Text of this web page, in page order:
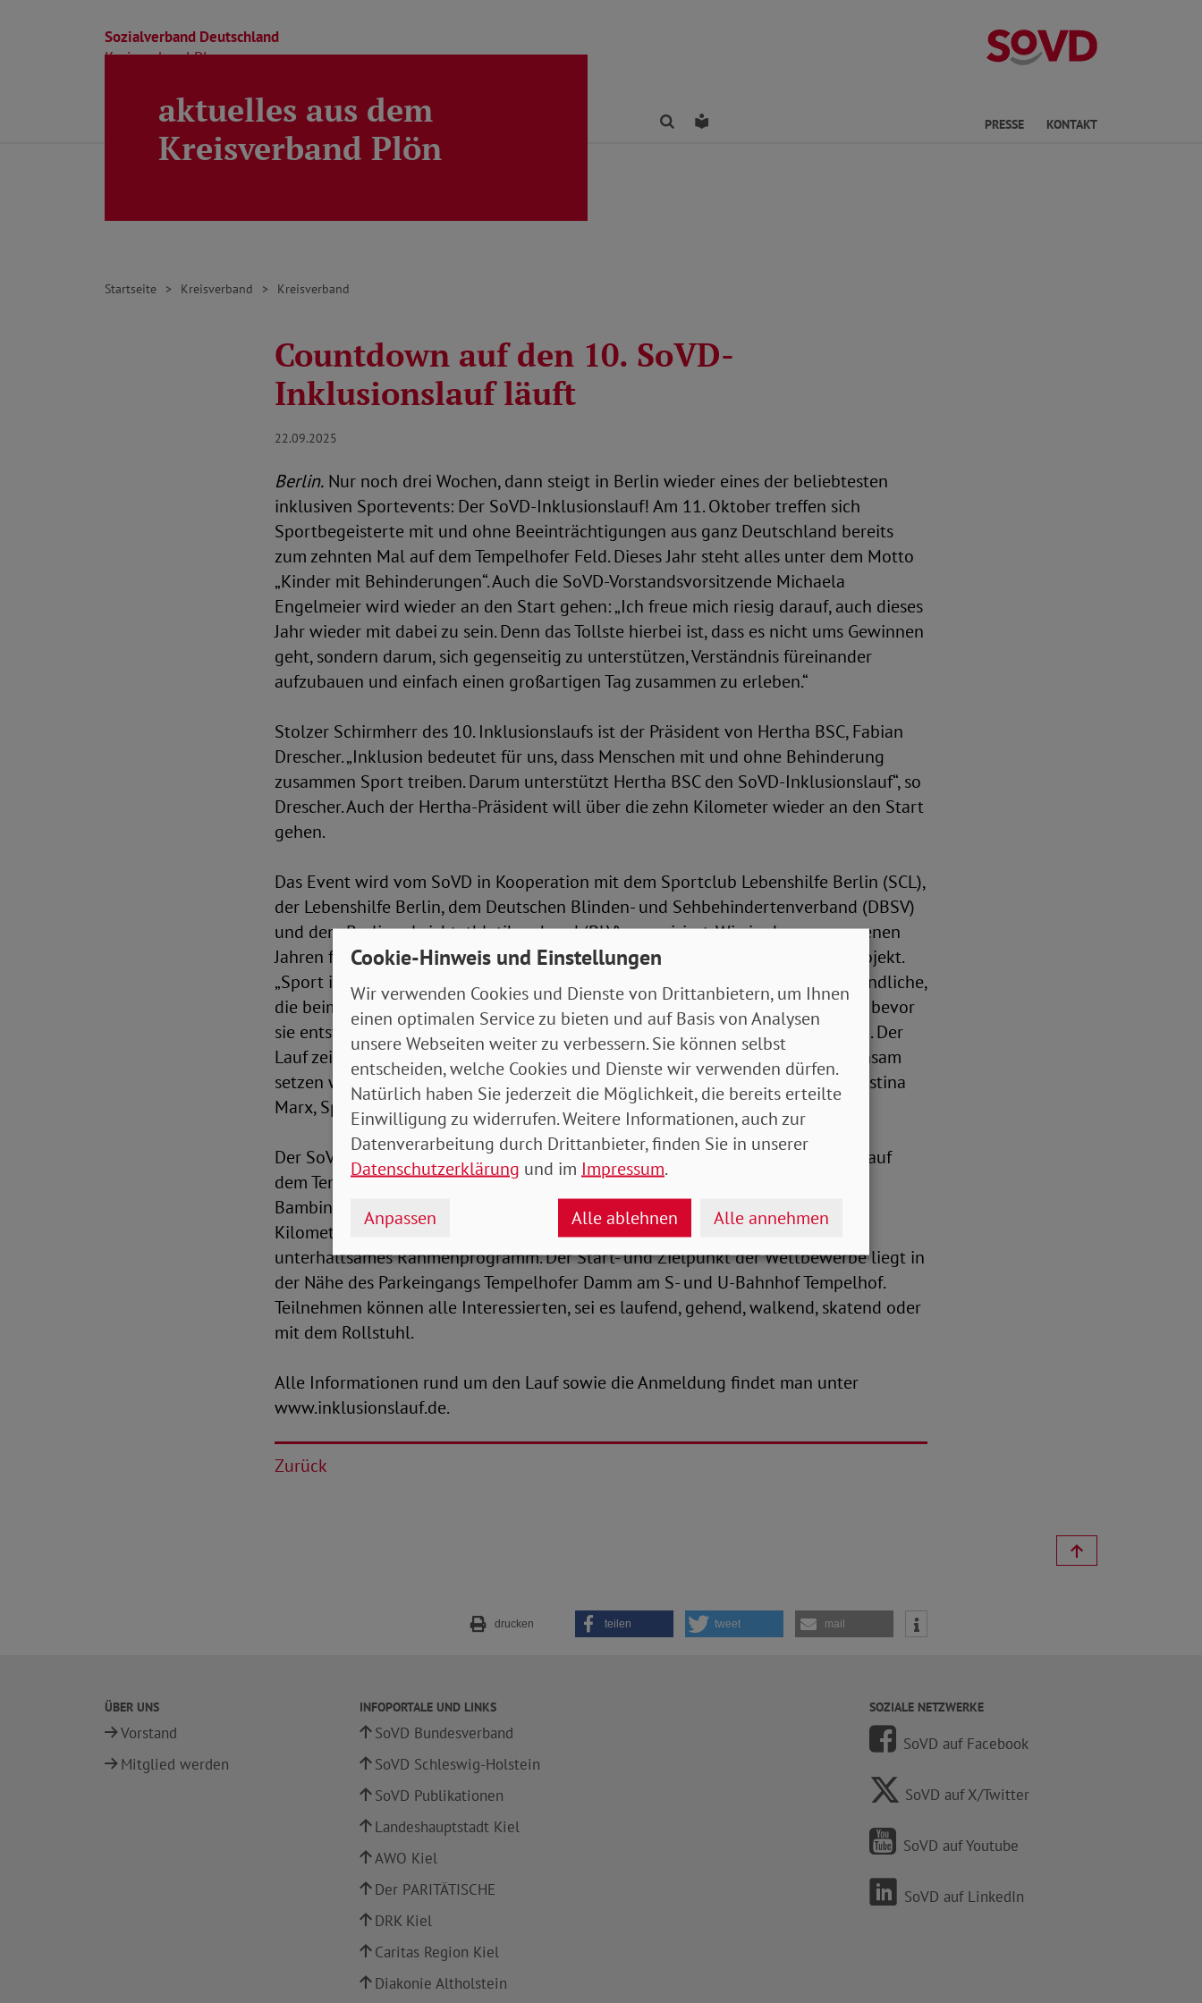
Sozialverband Deutschland
Kreisverband Ploen
Kreisverband
Direkt zu den Inhalten springen
Beratung Ortsverbände Kreisverband FindenLeichte Sprache PRESSE KONTAKT
aktuelles aus dem
Kreisverband Plön
Startseite Kreisverband Kreisverband
Countdown auf den 10. SoVD-
Inklusionslauf läuft
22.09.2025
Berlin. Nur noch drei Wochen, dann steigt in Berlin wieder eines der beliebtesten
inklusiven Sportevents: Der SoVD-Inklusionslauf! Am 11. Oktober treffen sich
Sportbegeisterte mit und ohne Beeinträchtigungen aus ganz Deutschland bereits
zum zehnten Mal auf dem Tempelhofer Feld. Dieses Jahr steht alles unter dem Motto
„Kinder mit Behinderungen“. Auch die SoVD-Vorstandsvorsitzende Michaela
Engelmeier wird wieder an den Start gehen: „Ich freue mich riesig darauf, auch dieses
Jahr wieder mit dabei zu sein. Denn das Tollste hierbei ist, dass es nicht ums Gewinnen
geht, sondern darum, sich gegenseitig zu unterstützen, Verständnis füreinander
aufzubauen und einfach einen großartigen Tag zusammen zu erleben.“
Stolzer Schirmherr des 10. Inklusionslaufs ist der Präsident von Hertha BSC, Fabian
Drescher. „Inklusion bedeutet für uns, dass Menschen mit und ohne Behinderung
zusammen Sport treiben. Darum unterstützt Hertha BSC den SoVD-Inklusionslauf“, so
Drescher. Auch der Hertha-Präsident will über die zehn Kilometer wieder an den Start
gehen.
Das Event wird vom SoVD in Kooperation mit dem Sportclub Lebenshilfe Berlin (SCL),
der Lebenshilfe Berlin, dem Deutschen Blinden- und Sehbehindertenverband (DBSV)
und dem Berliner Leichtathletikverband (BLV) organisiert. Wie in den vergangenen
Jahren fördert auch wieder die Aktion Mensch dieses erfolgreiche inklusive Projekt.
„Sport ist ein zentraler Treiber für Inklusion – gerade auch für Kinder und Jugendliche,
die beim SoVD-Inklusionslauf herzlich willkommen sind. Er baut Vorurteile ab, bevor
sie entstehen, und eröffnet Chancen für Begegnung und gemeinsames Erleben. Der
Lauf zeigt eindrucksvoll, wie Hindernisse überwunden werden können. Gemeinsam
setzen wir damit ein starkes Zeichen für Vielfalt und Teilhabe im Sport“, so Christina
Marx, Sprecherin der Aktion Mensch.
Der SoVD-Inklusionslauf beginnt am Samstag, dem 11. Oktober um 10.00 Uhr auf
dem Tempelhofer Feld in Berlin. Sechs Wettbewerbe stehen zur Auswahl: Der
Bambini-Lauf (300 Meter), der Staffellauf (4 x 400 Meter) sowie Läufe über 1
Kilometer, 2,5 Kilometer, 5 Kilometer und 10 Kilometer. Dazu gibt es ein
unterhaltsames Rahmenprogramm. Der Start- und Zielpunkt der Wettbewerbe liegt in
der Nähe des Parkeingangs Tempelhofer Damm am S- und U-Bahnhof Tempelhof.
Teilnehmen können alle Interessierten, sei es laufend, gehend, walkend, skatend oder
mit dem Rollstuhl.
Alle Informationen rund um den Lauf sowie die Anmeldung findet man unter
www.inklusionslauf.de.
Zurück
drucken teilen tweet mail
ÜBER UNS
Vorstand
Mitglied werden
INFOPORTALE UND LINKS
SoVD Bundesverband
SoVD Schleswig-Holstein
SoVD Publikationen
Landeshauptstadt Kiel
AWO Kiel
Der PARITÄTISCHE
DRK Kiel
Caritas Region Kiel
Diakonie Altholstein
SOZIALE NETZWERKE
SoVD auf Facebook
SoVD auf X/Twitter
SoVD auf Youtube
SoVD auf LinkedIn
Cookie-Hinweis und Einstellungen
Wir verwenden Cookies und Dienste von Drittanbietern, um Ihnen
einen optimalen Service zu bieten und auf Basis von Analysen
unsere Webseiten weiter zu verbessern. Sie können selbst
entscheiden, welche Cookies und Dienste wir verwenden dürfen.
Natürlich haben Sie jederzeit die Möglichkeit, die bereits erteilte
Einwilligung zu widerrufen. Weitere Informationen, auch zur
Datenverarbeitung durch Drittanbieter, finden Sie in unserer
Datenschutzerklärung und im Impressum.
Anpassen Alle ablehnen Alle annehmen